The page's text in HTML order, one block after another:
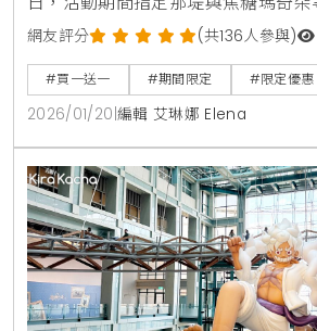
優惠。本文同步整理中國信託聯名卡
平台折扣以及7-11與萊爾富近期的咖
啡愛好者輕鬆掌握省錢情報。
網友評分 (共136人參與)
#買一送一 #期間限定 #限定優惠
2026/01/20 編輯 艾琳娜 Elena